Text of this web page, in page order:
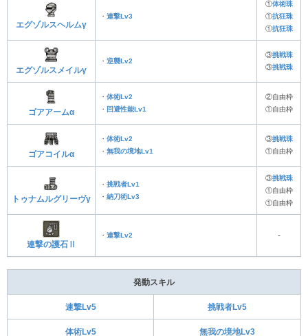
エグゾルスヘルムγ
・ 連撃Lv3
①体術珠
①抗狂珠
①抗狂珠
エグゾルスメイルγ
・ 逆襲Lv2
③挑戦珠
③挑戦珠
ゴアアームα
・ 体術Lv2
・ 回避性能Lv1
②自由枠
①自由枠
ゴアコイルα
・ 体術Lv2
・ 無我の境地Lv1
③挑戦珠
①自由枠
トゥナムルグリーヴγ
・ 挑戦者Lv1
・ 納刀術Lv3
③挑戦珠
①自由枠
①自由枠
連撃の護石Ⅱ
・ 連撃Lv2 ‐
発動スキル
連撃Lv5 挑戦者Lv5
体術Lv5 無我の境地Lv3